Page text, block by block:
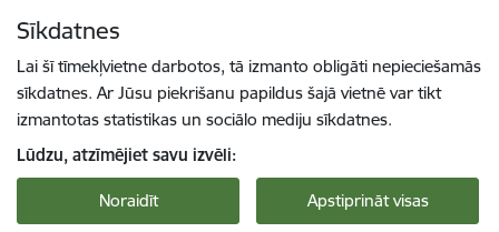
Sīkdatnes
Lai šī tīmekļvietne darbotos, tā izmanto obligāti nepieciešamās
sīkdatnes. Ar Jūsu piekrišanu papildus šajā vietnē var tikt
izmantotas statistikas un sociālo mediju sīkdatnes.
Lūdzu, atzīmējiet savu izvēli:
Noraidīt Apstiprināt visas